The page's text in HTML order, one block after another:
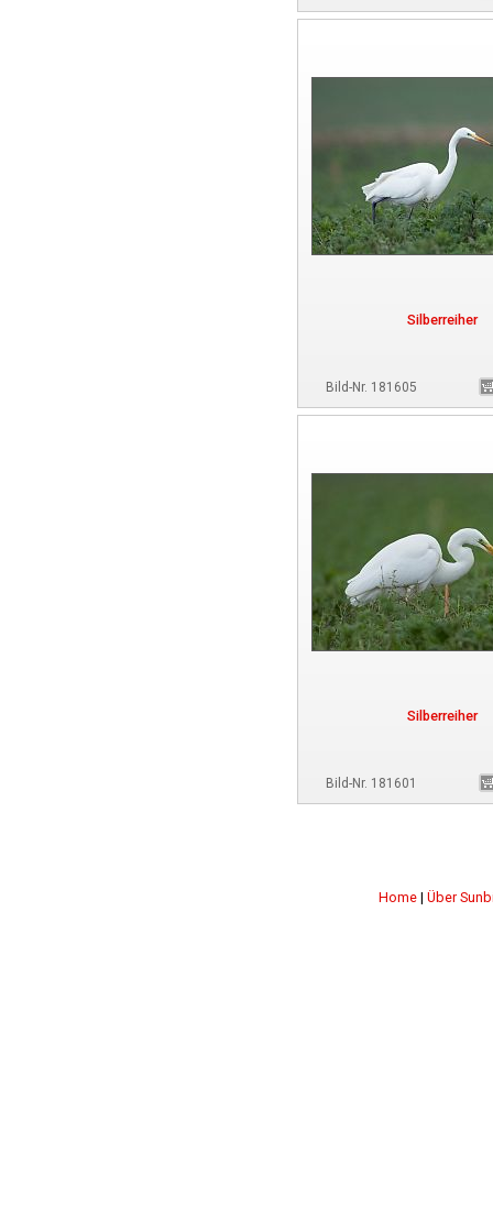
Silberreiher
Bild-Nr. 181605
Silberreiher
Bild-Nr. 181601
Home | Über